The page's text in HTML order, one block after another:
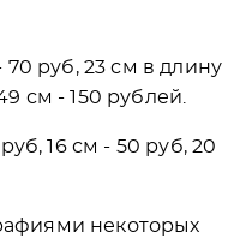
70 руб, 23 см в длину
см - 150 рублей.
16 см - 50 руб, 20
некоторых